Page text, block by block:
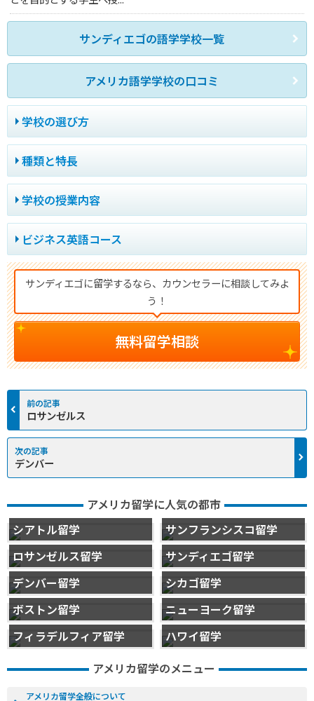
サンディエゴの語学学校一覧
アメリカ語学学校の口コミ
学校の選び方
種類と特長
学校の授業内容
ビジネス英語コース
サンディエゴに留学するなら、カウンセラーに相談してみよ
う！
無料留学相談
ロサンゼルス
デンバー
アメリカ留学に人気の都市
シアトル留学
サンフランシスコ留学
ロサンゼルス留学
サンディエゴ留学
デンバー留学
シカゴ留学
ボストン留学
ニューヨーク留学
フィラデルフィア留学
ハワイ留学
アメリカ留学のメニュー
アメリカ留学全般について